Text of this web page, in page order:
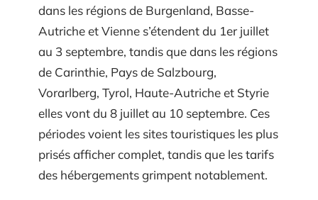
dans les régions de Burgenland, Basse-
Autriche et Vienne s’étendent du 1er juillet
au 3 septembre, tandis que dans les régions
de Carinthie, Pays de Salzbourg,
Vorarlberg, Tyrol, Haute-Autriche et Styrie
elles vont du 8 juillet au 10 septembre. Ces
périodes voient les sites touristiques les plus
prisés afficher complet, tandis que les tarifs
des hébergements grimpent notablement.